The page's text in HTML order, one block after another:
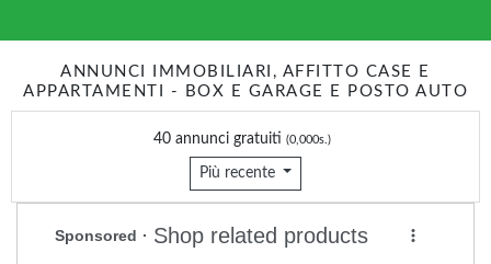
ANNUNCI IMMOBILIARI, AFFITTO CASE E
APPARTAMENTI - BOX E GARAGE E POSTO AUTO
40 annunci gratuiti (0,000s.)
Più recente